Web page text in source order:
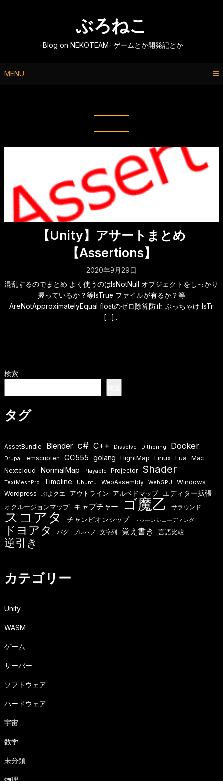
ぶろねこ
-Blog on NEKOTEAM- ゲームとか開発記とか
MENU
【Unity】アサートまとめ
【Assertions】
2020年9月29日
混乱するのでまとめ よく使うのはIsNotNull オブジェクトをしっかり
握っているか？等IsTrue ファイルが有るか？等
AreNotApproximatelyEqual floatのゼロ除算防止 ぶっちゃけ IsTr
[…]...
検索
タグ
AssetBundle Blender c# C++ Dissolve Dithering Docker
Drupal emscripten GC555 golang HightMap Linux Lua Mac
Nextcloud NormalMap Playable Projector Shader
TextMeshPro Timeline Ubuntu WebAssembly WebGPU Windows
Wordpress ぷよクエ アウトライン アルベドマップ エディター拡張
オクルージョンマップ キャプチャー ゴ魔乙 サラウンド
スコアタ チャンピオンシップ トゥーンシェーディング
ドヨアタ バグ プレハブ 文字列 覚え書き 言語比較
逆引き
カテゴリー
Unity
WASM
ゲーム
サーバー
ソフトウェア
ハードウェア
宇宙
数学
未分類
物理